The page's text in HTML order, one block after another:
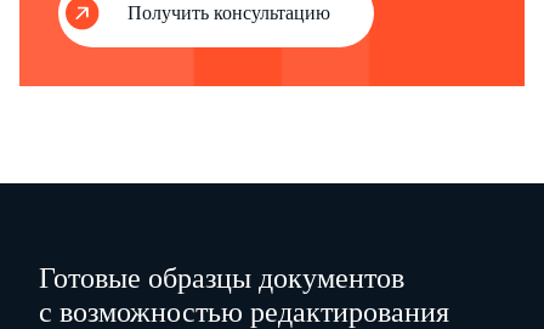
Получить консультацию
Готовые образцы документов
с возможностью редактирования